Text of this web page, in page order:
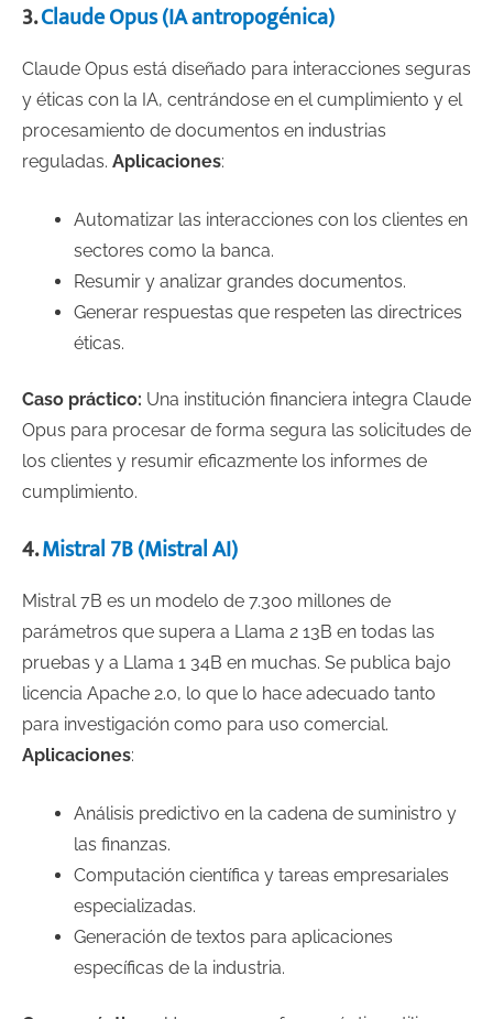
3.Claude Opus (IA antropogénica)
Claude Opus está diseñado para interacciones seguras
y éticas con la IA, centrándose en el cumplimiento y el
procesamiento de documentos en industrias
reguladas. Aplicaciones:
Automatizar las interacciones con los clientes en
sectores como la banca.
Resumir y analizar grandes documentos.
Generar respuestas que respeten las directrices
éticas.
Caso práctico: Una institución financiera integra Claude
Opus para procesar de forma segura las solicitudes de
los clientes y resumir eficazmente los informes de
cumplimiento.
4.Mistral 7B (Mistral AI)
Mistral 7B es un modelo de 7.300 millones de
parámetros que supera a Llama 2 13B en todas las
pruebas y a Llama 1 34B en muchas. Se publica bajo
licencia Apache 2.0, lo que lo hace adecuado tanto
para investigación como para uso comercial.
Aplicaciones:
Análisis predictivo en la cadena de suministro y
las finanzas.
Computación científica y tareas empresariales
especializadas.
Generación de textos para aplicaciones
específicas de la industria.